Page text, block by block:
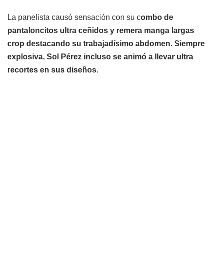
La panelista causó sensación con su combo de
pantaloncitos ultra ceñidos y remera manga largas
crop destacando su trabajadísimo abdomen. Siempre
explosiva, Sol Pérez incluso se animó a llevar ultra
recortes en sus diseños.